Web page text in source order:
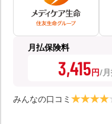
月払保険料
3,415円
みんなの口コミ